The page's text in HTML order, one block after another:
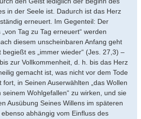
in der Seele ist. Dadurch ist das Herz
erneuert. Im Gegenteil: Der
Tag zu Tag erneuert“ werden
diesem unscheinbaren Anfang geht
es „immer wieder“ (Jes. 27,3) –
zur Vollkommenheit, d. h. bis das Herz
gemacht ist, was nicht vor dem Tode
in Seinen Auserwählten „das Wollen
seinem Wohlgefallen“ zu wirken, und sie
Ausübung Seines Willens im späteren
abhängig vom Einfluss des